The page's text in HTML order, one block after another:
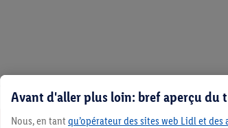
Avant d'aller plus loin: bref aperçu du
Nous, en tant qu’opérateur des sites web Lidl et